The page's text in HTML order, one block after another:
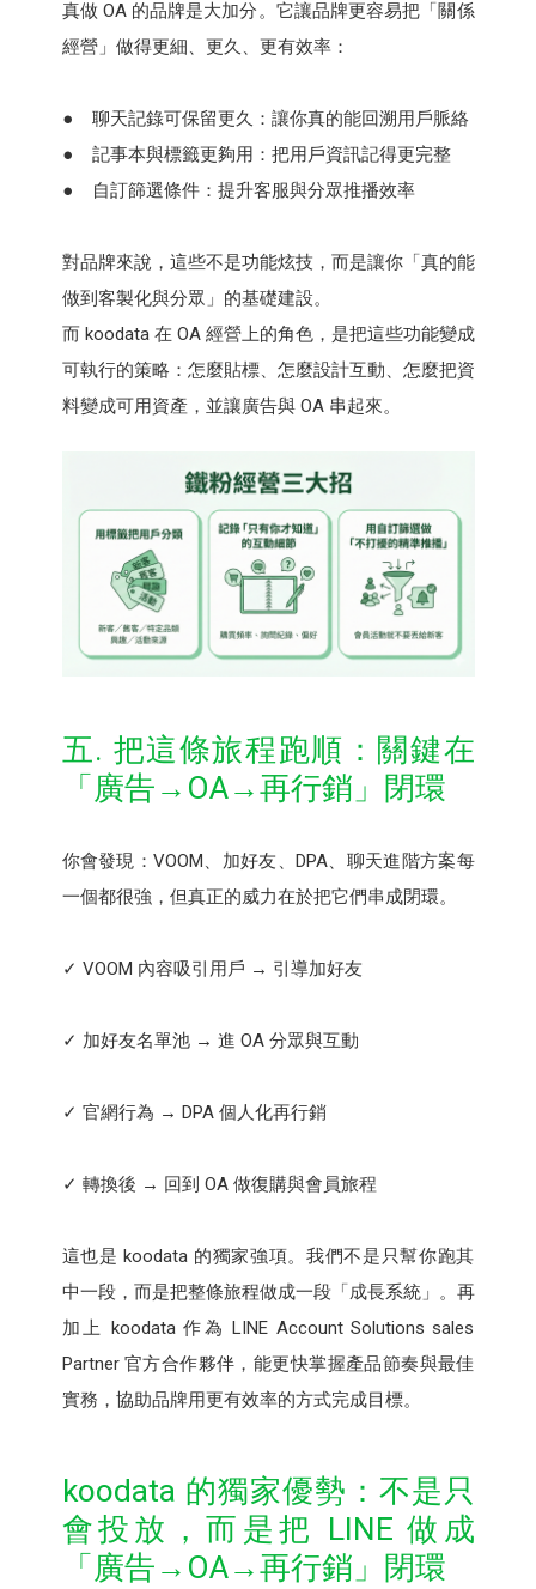
真做 OA 的品牌是大加分。它讓品牌更容易把「關係
經營」做得更細、更久、更有效率：
● 聊天記錄可保留更久：讓你真的能回溯用戶脈絡
● 記事本與標籤更夠用：把用戶資訊記得更完整
● 自訂篩選條件：提升客服與分眾推播效率
對品牌來說，這些不是功能炫技，而是讓你「真的能
做到客製化與分眾」的基礎建設。
而 koodata 在 OA 經營上的角色，是把這些功能變成
可執行的策略：怎麼貼標、怎麼設計互動、怎麼把資
料變成可用資產，並讓廣告與 OA 串起來。
五. 把這條旅程跑順：關鍵在
「廣告→OA→再行銷」閉環
你會發現：VOOM、加好友、DPA、聊天進階方案每
一個都很強，但真正的威力在於把它們串成閉環。
✓ VOOM 內容吸引用戶 → 引導加好友
✓ 加好友名單池 → 進 OA 分眾與互動
✓ 官網行為 → DPA 個人化再行銷
✓ 轉換後 → 回到 OA 做復購與會員旅程
這也是 koodata 的獨家強項。我們不是只幫你跑其
中一段，而是把整條旅程做成一段「成長系統」。再
加上 koodata 作為 LINE Account Solutions sales
Partner 官方合作夥伴，能更快掌握產品節奏與最佳
實務，協助品牌用更有效率的方式完成目標。
koodata 的獨家優勢：不是只
會投放，而是把 LINE 做成
「廣告→OA→再行銷」閉環